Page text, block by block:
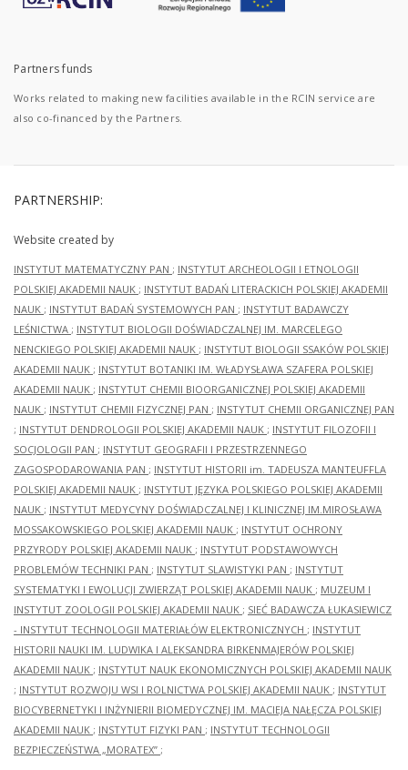
Partners funds
Works related to making new facilities available in the RCIN service are
also co-financed by the Partners.
PARTNERSHIP:
Website created by
INSTYTUT MATEMATYCZNY PAN ; INSTYTUT ARCHEOLOGII I ETNOLOGII
POLSKIEJ AKADEMII NAUK ; INSTYTUT BADAŃ LITERACKICH POLSKIEJ AKADEMII
NAUK ; INSTYTUT BADAŃ SYSTEMOWYCH PAN ; INSTYTUT BADAWCZY
LEŚNICTWA ; INSTYTUT BIOLOGII DOŚWIADCZALNEJ IM. MARCELEGO
NENCKIEGO POLSKIEJ AKADEMII NAUK ; INSTYTUT BIOLOGII SSAKÓW POLSKIEJ
AKADEMII NAUK ; INSTYTUT BOTANIKI IM. WŁADYSŁAWA SZAFERA POLSKIEJ
AKADEMII NAUK ; INSTYTUT CHEMII BIOORGANICZNEJ POLSKIEJ AKADEMII
NAUK ; INSTYTUT CHEMII FIZYCZNEJ PAN ; INSTYTUT CHEMII ORGANICZNEJ PAN
; INSTYTUT DENDROLOGII POLSKIEJ AKADEMII NAUK ; INSTYTUT FILOZOFII I
SOCJOLOGII PAN ; INSTYTUT GEOGRAFII I PRZESTRZENNEGO
ZAGOSPODAROWANIA PAN ; INSTYTUT HISTORII im. TADEUSZA MANTEUFFLA
POLSKIEJ AKADEMII NAUK ; INSTYTUT JĘZYKA POLSKIEGO POLSKIEJ AKADEMII
NAUK ; INSTYTUT MEDYCYNY DOŚWIADCZALNEJ I KLINICZNEJ IM.MIROSŁAWA
MOSSAKOWSKIEGO POLSKIEJ AKADEMII NAUK ; INSTYTUT OCHRONY
PRZYRODY POLSKIEJ AKADEMII NAUK ; INSTYTUT PODSTAWOWYCH
PROBLEMÓW TECHNIKI PAN ; INSTYTUT SLAWISTYKI PAN ; INSTYTUT
SYSTEMATYKI I EWOLUCJI ZWIERZĄT POLSKIEJ AKADEMII NAUK ; MUZEUM I
INSTYTUT ZOOLOGII POLSKIEJ AKADEMII NAUK ; SIEĆ BADAWCZA ŁUKASIEWICZ
- INSTYTUT TECHNOLOGII MATERIAŁÓW ELEKTRONICZNYCH ; INSTYTUT
HISTORII NAUKI IM. LUDWIKA I ALEKSANDRA BIRKENMAJERÓW POLSKIEJ
AKADEMII NAUK ; INSTYTUT NAUK EKONOMICZNYCH POLSKIEJ AKADEMII NAUK
; INSTYTUT ROZWOJU WSI I ROLNICTWA POLSKIEJ AKADEMII NAUK ; INSTYTUT
BIOCYBERNETYKI I INŻYNIERII BIOMEDYCZNEJ IM. MACIEJA NAŁĘCZA POLSKIEJ
AKADEMII NAUK ; INSTYTUT FIZYKI PAN ; INSTYTUT TECHNOLOGII
BEZPIECZEŃSTWA „MORATEX” ;